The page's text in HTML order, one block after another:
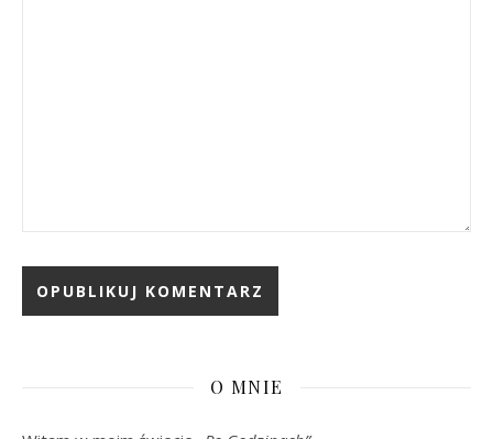
O MNIE